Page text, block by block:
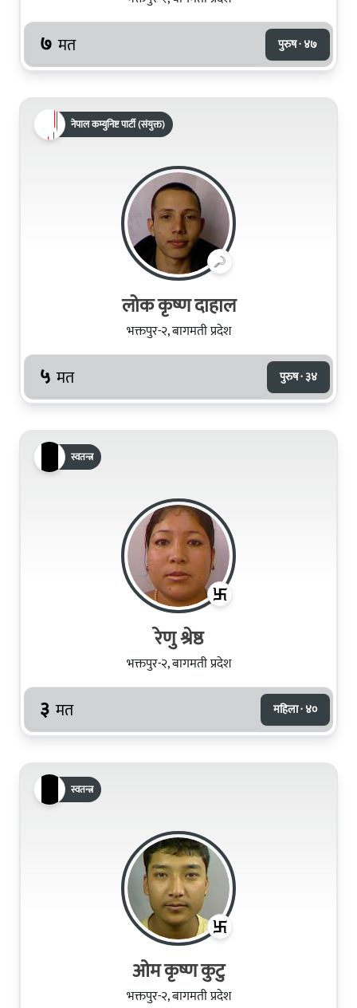
७ मत पुरुष · ४७
नेपाल कम्युनिष्ट पार्टी (संयुक्त)
लोक कृष्ण दाहाल
भक्तपुर-२, बागमती प्रदेश
५ मत पुरुष · ३४
स्वतन्त्र
रेणु श्रेष्ठ
भक्तपुर-२, बागमती प्रदेश
३ मत महिला · ४०
स्वतन्त्र
ओम कृष्ण कुटु
भक्तपुर-२, बागमती प्रदेश